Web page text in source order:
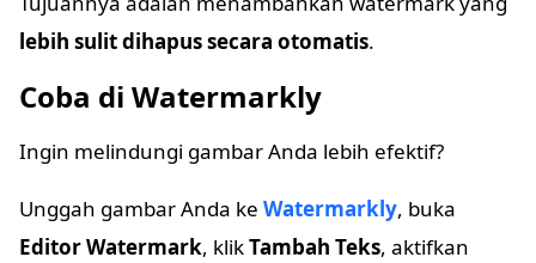
lebih sulit dihapus secara otomatis.
Coba di Watermarkly
Ingin melindungi gambar Anda lebih efektif?
Unggah gambar Anda ke Watermarkly, buka
Editor Watermark, klikTambah Teks, aktifkan